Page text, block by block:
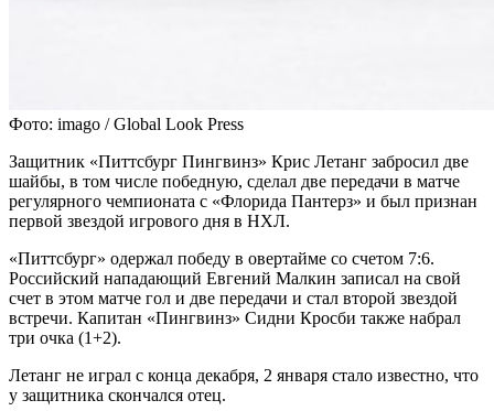
Фото: imago / Global Look Press
Защитник «Питтсбург Пингвинз» Крис Летанг забросил две
шайбы, в том числе победную, сделал две передачи в матче
регулярного чемпионата с «Флорида Пантерз» и был признан
первой звездой игрового дня в НХЛ.
«Питтсбург» одержал победу в овертайме со счетом 7:6.
Российский нападающий Евгений Малкин записал на свой
счет в этом матче гол и две передачи и стал второй звездой
встречи. Капитан «Пингвинз» Сидни Кросби также набрал
три очка (1+2).
Летанг не играл с конца декабря, 2 января стало известно, что
у защитника скончался отец.